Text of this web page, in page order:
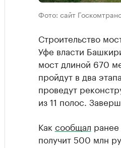
Фото: сайт
Строительство
Уфе власти
мост длиной 670
пройдут в два
проведут
из 11 полос.
Как сообщал
получит 500 млн